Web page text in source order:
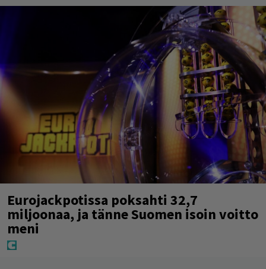
Eurojackpotissa poksahti 32,7
miljoonaa, ja tänne Suomen isoin voitto
meni